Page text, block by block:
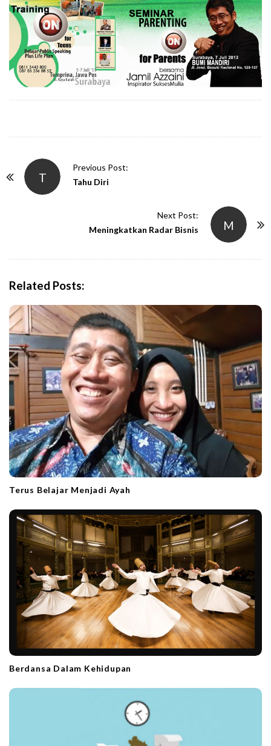
T
Previous Post:
Tahu Diri
M
Next Post:
Meningkatkan Radar Bisnis
Related Posts:
Terus Belajar Menjadi Ayah
Berdansa Dalam Kehidupan